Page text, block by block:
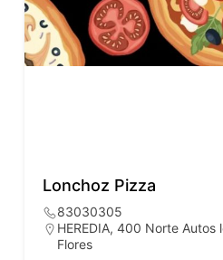
Lonchoz Pizza
83030305
HEREDIA, 400 Norte Autos
Flores